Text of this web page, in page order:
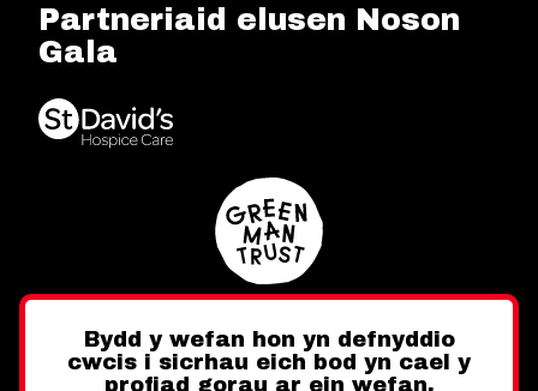
Partneriaid elusen Noson
Gala
Twitter FacebookInstagram
Bydd y wefan hon yn defnyddio
cwcis i sicrhau eich bod yn cael y
profiad gorau ar ein wefan.